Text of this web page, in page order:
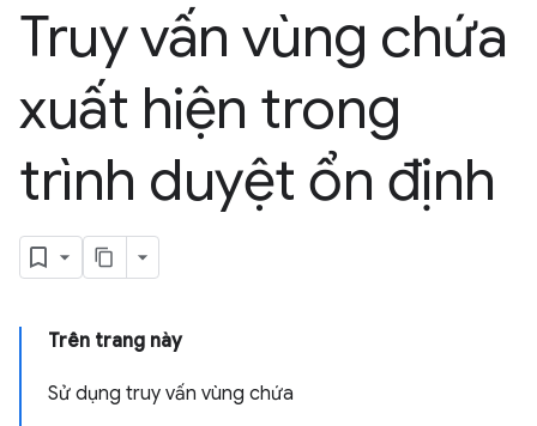
Truy vấn vùng chứa
xuất hiện trong
trình duyệt ổn định
Trên trang này
Sử dụng truy vấn vùng chứa